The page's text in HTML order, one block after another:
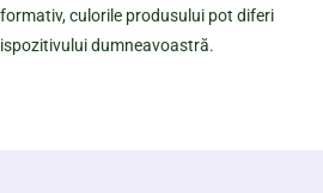
culorile produsului pot diferi
dumneavoastră.